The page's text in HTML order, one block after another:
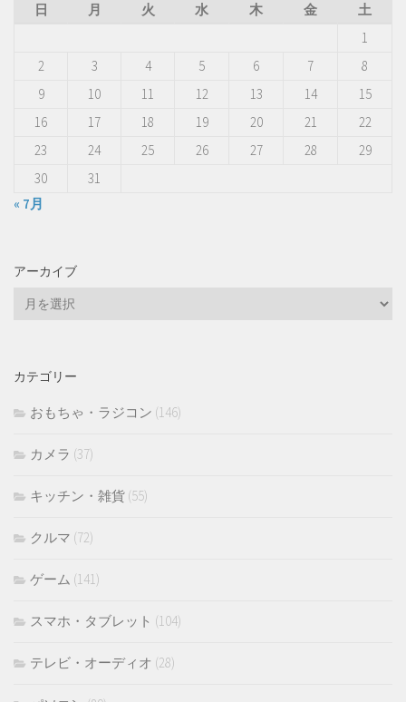
日
月 火 水 木 金
土
1
2
3 4 5 6 7
8
9
10 11 12 13 14
15
16
17 18 19 20 21
22
23
24 25 26 27 28
29
30
31
« 7月
アーカイブ
ブ
カテゴリー
おもちゃ・ラジコン (146)
カメラ (37)
キッチン・雑貨 (55)
クルマ (72)
ゲーム (141)
スマホ・タブレット (104)
テレビ・オーディオ (28)